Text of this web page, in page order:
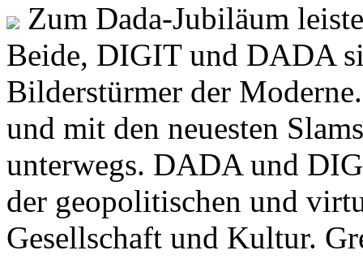
Zum Dada-Jubiläum
Beide, DIGIT und DADA
Bilderstürmer der
und mit den neuesten
unterwegs. DADA und
der geopolitischen und
Gesellschaft und Kultur.